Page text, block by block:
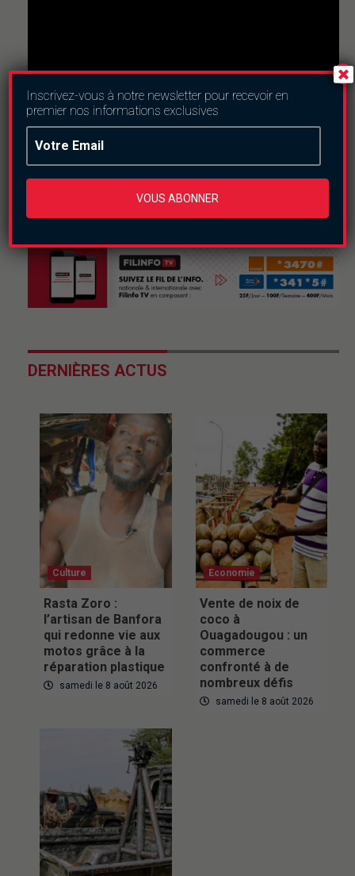
Nous suivre
DERNIÈRES ACTUS
Culture
Rasta Zoro :
l’artisan de Banfora
qui redonne vie aux
motos grâce à la
réparation plastique
samedi le 8 août 2026
Economie
Vente de noix de
coco à
Ouagadougou : un
commerce
confronté à de
nombreux défis
samedi le 8 août 2026
Inscrivez-vous à notre newsletter pour recevoir en
premier nos informations exclusives
VOUS ABONNER